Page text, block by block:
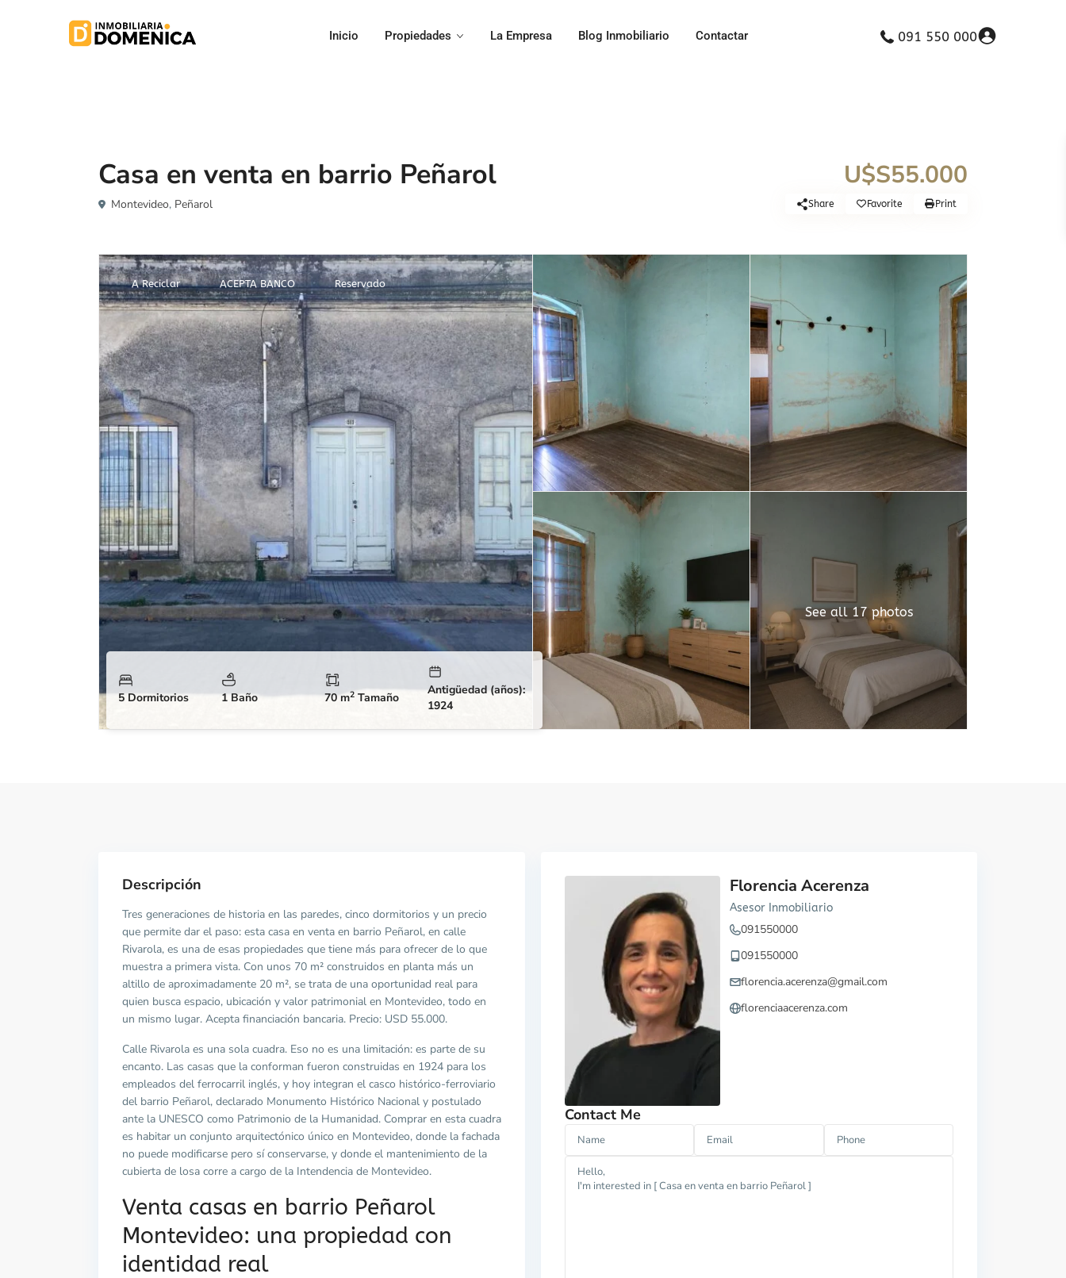
Inicio Propiedades La Empresa Blog Inmobiliario Contactar 091 550 000
Casa en venta en barrio Peñarol U$S55.000
Montevideo, Peñarol Share Favorite Print
A Reciclar ACEPTA BANCO Reservado
See all 17 photos
5 Dormitorios 1 Baño 70 m2 Tamaño
Antigüedad (años):
1924
Descripción
Tres generaciones de historia en las paredes, cinco dormitorios y un precio
que permite dar el paso: esta casa en venta en barrio Peñarol, en calle
Rivarola, es una de esas propiedades que tiene más para ofrecer de lo que
muestra a primera vista. Con unos 70 m² construidos en planta más un
altillo de aproximadamente 20 m², se trata de una oportunidad real para
quien busca espacio, ubicación y valor patrimonial en Montevideo, todo en
un mismo lugar. Acepta financiación bancaria. Precio: USD 55.000.
Calle Rivarola es una sola cuadra. Eso no es una limitación: es parte de su
encanto. Las casas que la conforman fueron construidas en 1924 para los
empleados del ferrocarril inglés, y hoy integran el casco histórico-ferroviario
del barrio Peñarol, declarado Monumento Histórico Nacional y postulado
ante la UNESCO como Patrimonio de la Humanidad. Comprar en esta cuadra
es habitar un conjunto arquitectónico único en Montevideo, donde la fachada
no puede modificarse pero sí conservarse, y donde el mantenimiento de la
cubierta de losa corre a cargo de la Intendencia de Montevideo.
Venta casas en barrio Peñarol
Montevideo: una propiedad con
identidad real
Florencia Acerenza
Asesor Inmobiliario
091550000
091550000
florencia.acerenza@gmail.com
florenciaacerenza.com
Contact Me